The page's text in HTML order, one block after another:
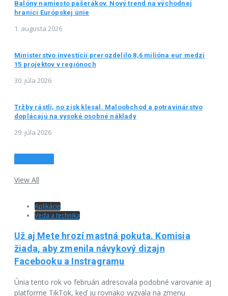
Balóny namiesto pašerákov. Nový trend na východnej
hranici Európskej únie
1. augusta 2026
Ministerstvo investícií prerozdelilo 8,6 milióna eur medzi
15 projektov v regiónoch
30. júla 2026
Tržby rástli, no zisk klesal. Maloobchod a potravinárstvo
doplácajú na vysoké osobné náklady
29. júla 2026
View All
Aplikácie
Veda a technika
Už aj Mete hrozí mastná pokuta. Komisia
žiada, aby zmenila návykový dizajn
Facebooku a Instragramu
Únia tento rok vo februári adresovala podobné varovanie aj
platforme TikTok, keď ju rovnako vyzvala na zmenu